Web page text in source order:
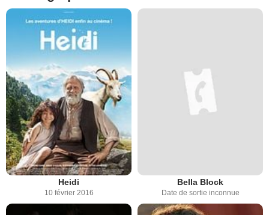
Heidi
10 février 2016
Bella Block
Date de sortie inconnue